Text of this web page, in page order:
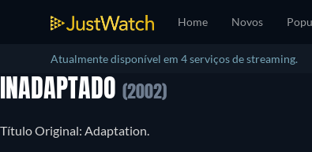
Home Novos
Atualmente disponível em 4 serviços de streaming.
INADAPTADO (2002)
Título Original: Adaptation.